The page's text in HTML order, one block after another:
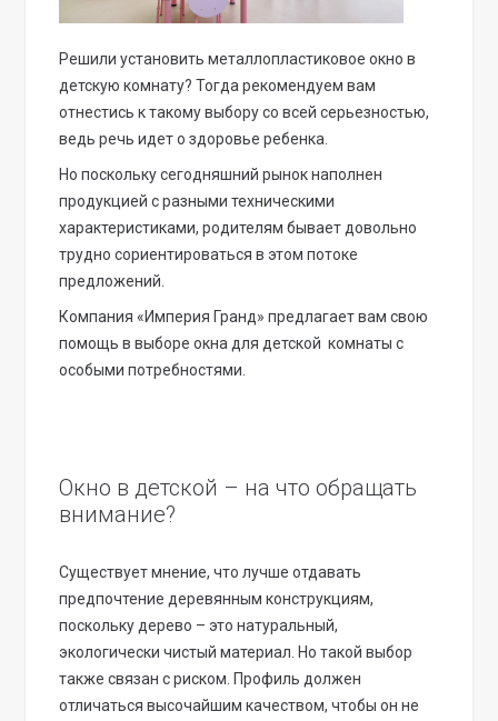
Решили установить металлопластиковое окно в
детскую комнату? Тогда рекомендуем вам
отнестись к такому выбору со всей серьезностью,
ведь речь идет о здоровье ребенка.
Но поскольку сегодняшний рынок наполнен
продукцией с разными техническими
характеристиками, родителям бывает довольно
трудно сориентироваться в этом потоке
предложений.
Компания «Империя Гранд» предлагает вам свою
помощь в выборе окна для детской комнаты с
особыми потребностями.
Окно в детской – на что обращать
внимание?
Существует мнение, что лучше отдавать
предпочтение деревянным конструкциям,
поскольку дерево – это натуральный,
экологически чистый материал. Но такой выбор
также связан с риском. Профиль должен
отличаться высочайшим качеством, чтобы он не